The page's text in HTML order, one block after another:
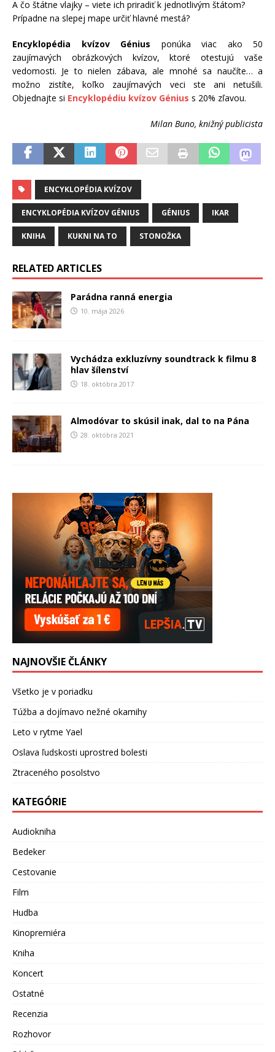
A čo štátne vlajky – viete ich priradiť k jednotlivým štátom?
Prípadne na slepej mape určiť hlavné mestá?
Encyklopédia kvízov Génius ponúka viac ako 50
zaujímavých obrázkových kvízov, ktoré otestujú vaše
vedomosti. Je to nielen zábava, ale mnohé sa naučíte… a
možno zistíte, koľko zaujímavých veci ste ani netušili.
Objednajte si Encyklopédiu kvízov Génius s 20% zľavou.
Milan Buno, knižný publicista
ENCYKLOPÉDIA KVÍZOV
ENCYKLOPÉDIA KVÍZOV GÉNIUS GÉNIUS IKAR
KNIHA KUKNI NA TO STONOŽKA
RELATED ARTICLES
Parádna ranná energia
10. mája 2026
Vychádza exkluzívny soundtrack k filmu 8
hlav šílenství
18. októbra 2017
Almodóvar to skúsil inak, dal to na Pána
28. októbra 2021
NAJNOVŠIE ČLÁNKY
Všetko je v poriadku
Túžba a dojímavo nežné okamihy
Leto v rytme Yael
Oslava ľudskosti uprostred bolesti
Ztraceného posolstvo
KATEGÓRIE
Audiokniha
Bedeker
Cestovanie
Film
Hudba
Kinopremiéra
Kniha
Koncert
Ostatné
Recenzia
Rozhovor